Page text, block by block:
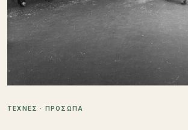
ΤΕΧΝΕΣ · ΠΡΟΣΩΠΑ